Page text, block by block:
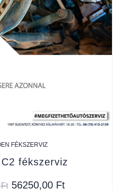
FÉKSZERVIZ
fékszerviz
Ft 56250,00 Ft